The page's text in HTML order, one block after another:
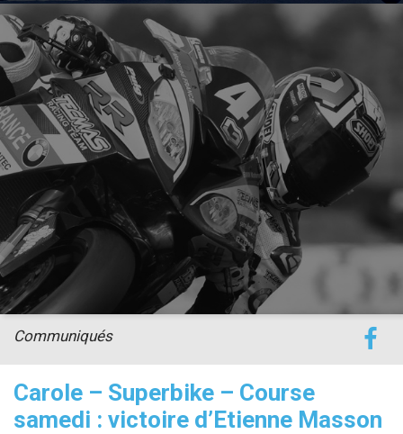
PRESSE
accéder à la billetterie
Carole – Superbike – Course
samedi : victoire d’Etienne Masson
Communiqués